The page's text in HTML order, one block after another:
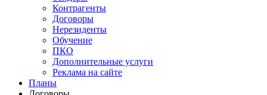
Контрагенты
Договоры
Нерезиденты
Обучение
ПКО
Дополнительные услуги
Реклама на сайте
Планы